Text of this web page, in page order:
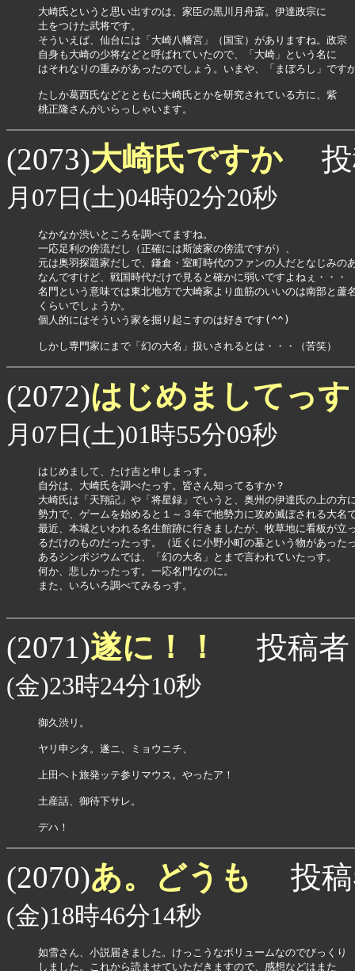
大崎氏というと思い出すのは、家臣の黒川月舟斎。伊達政宗に
土をつけた武将です。
そういえば、仙台には「大崎八幡宮」（国宝）がありますね。政宗
自身も大崎の少将などと呼ばれていたので、「大崎」という名に
はそれなりの重みがあったのでしょう。いまや、「まぼろし」です
たしか葛西氏などとともに大崎氏とかを研究されている方に、紫
桃正隆さんがいらっしゃいます。
(2073)大崎氏ですか 投
月07日(土)04時02分20秒
なかなか渋いところを調べてますね。
一応足利の傍流だし（正確には斯波家の傍流ですが）、
元は奥羽探題家だしで、鎌倉・室町時代のファンの人だとなじみの
なんですけど、戦国時代だけで見ると確かに弱いですよねぇ・・・
名門という意味では東北地方で大崎家より血筋のいいのは南部と蘆
くらいでしょうか。
個人的にはそういう家を掘り起こすのは好きです(^^)
しかし専門家にまで「幻の大名」扱いされるとは・・・（苦笑）
(2072)はじめましてっ
月07日(土)01時55分09秒
はじめまして、たけ吉と申しまっす。
自分は、大崎氏を調べたっす。皆さん知ってるすか？
大崎氏は「天翔記」や「将星録」でいうと、奥州の伊達氏の上の方
勢力で、ゲームを始めると１～３年で他勢力に攻め滅ぼされる大名
最近、本城といわれる名生館跡に行きましたが、牧草地に看板が
るだけのものだったっす。（近くに小野小町の墓という物があった
あるシンポジウムでは、「幻の大名」とまで言われていたっす。
何か、悲しかったっす。一応名門なのに。
また、いろいろ調べてみるっす。
(2071)遂に！！ 投稿者
(金)23時24分10秒
御久渋リ。
ヤリ申シタ。遂ニ、ミョウニチ、
上田ヘト旅発ッテ参リマウス。やったア！
土産話、御待下サレ。
デハ！
(2070)あ。どうも 投稿
(金)18時46分14秒
如雪さん、小説届きました。けっこうなボリュームなのでびっくり
しました。これから読ませていただきますので、感想などはまた